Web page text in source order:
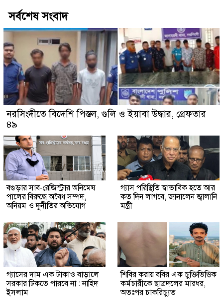
সর্বশেষ সংবাদ
নরসিংদীতে বিদেশি পিস্তল, গুলি ও ইয়াবা উদ্ধার, গ্রেফতার
৪৯
বগুড়ার সাব-রেজিস্ট্রার অনিমেষ
পালের বিরুদ্ধে অবৈধ সম্পদ,
অনিয়ম ও দুর্নীতির অভিযোগ
গ্যাস পরিস্থিতি স্বাভাবিক হতে আর
কত দিন লাগবে, জানালেন জ্বালানি
মন্ত্রী
গ্যাসের দাম এক টাকাও বাড়ালে
সরকার টিকতে পারবে না : নাহিদ
ইসলাম
শিবির করায় ববির এক চুক্তিভিত্তিক
কর্মচারীকে ছাত্রদলের মারধর,
অতঃপর চাকরিচ্যুত